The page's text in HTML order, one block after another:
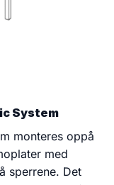
System
monteres oppå
med
sperrene. Det